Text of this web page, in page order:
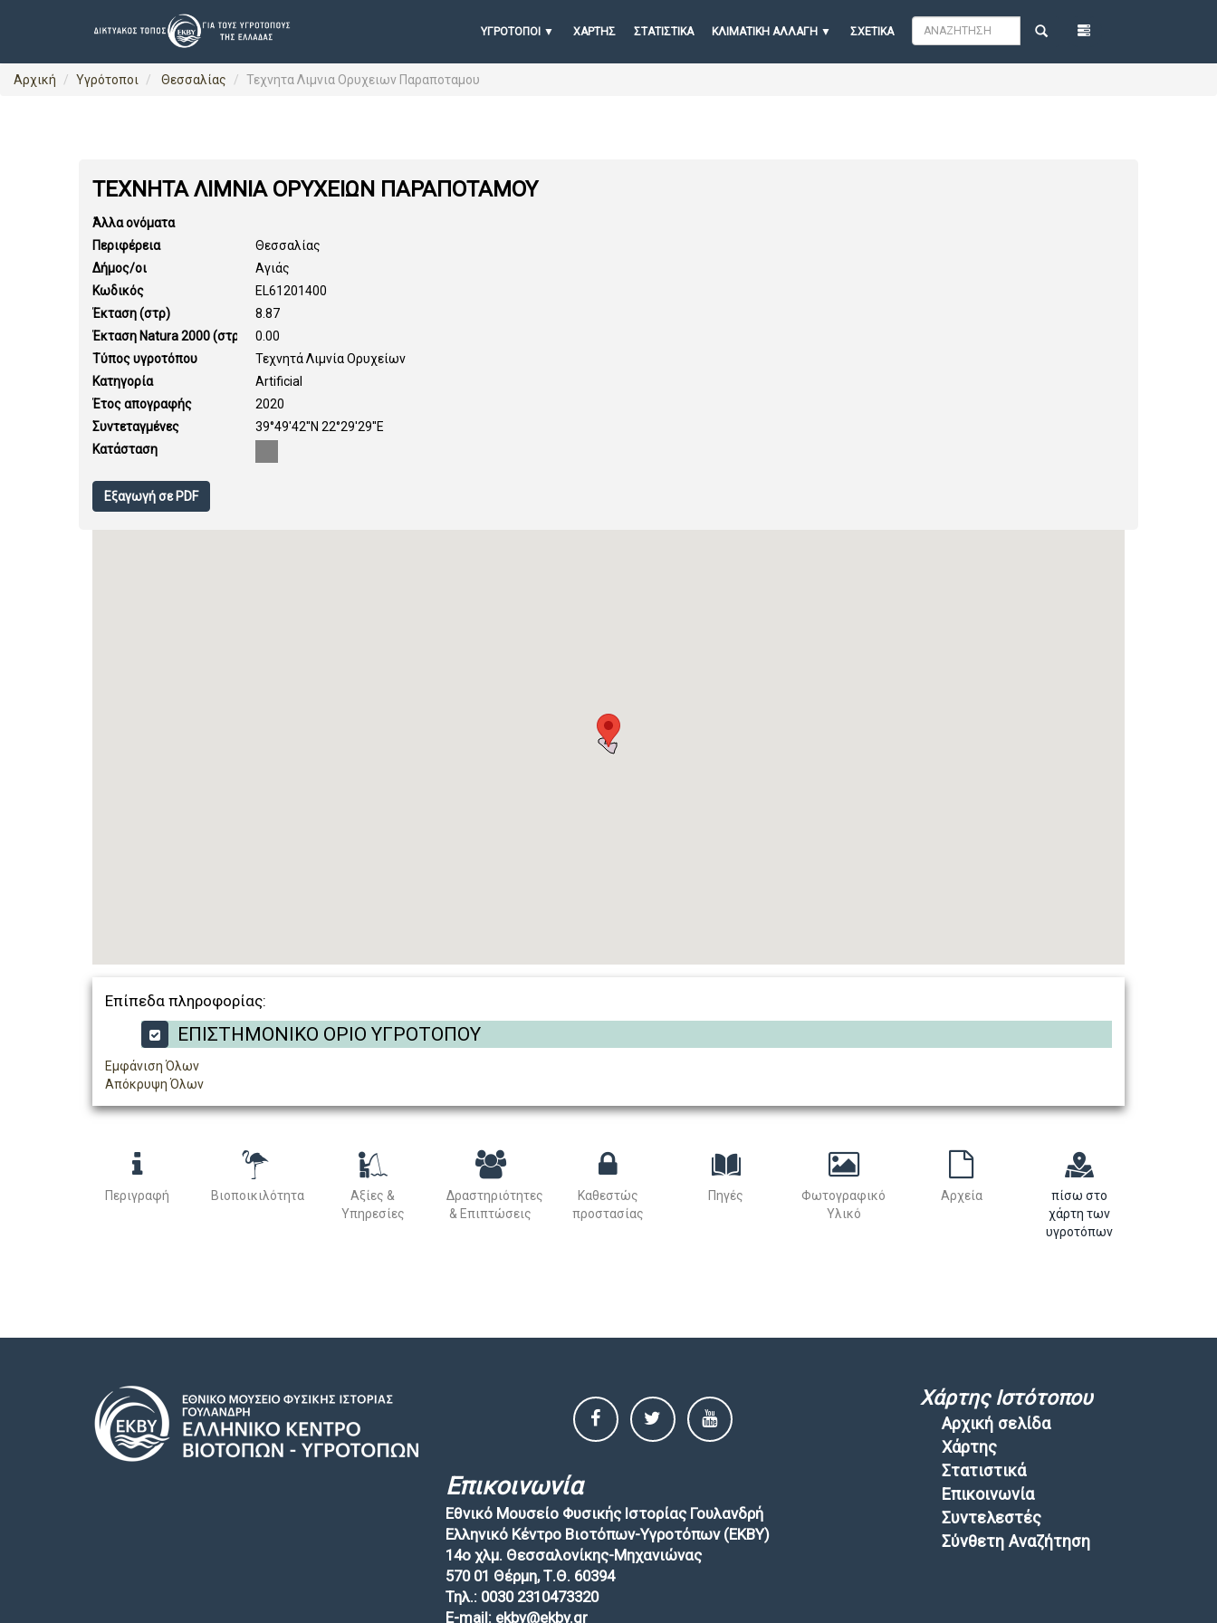
ΥΓΡΟΤΟΠΟΙ ΧΆΡΤΗΣ ΣΤΑΤΙΣΤΙΚΆ ΚΛΙΜΑΤΙΚΗ ΑΛΛΑΓΗ ΣΧΕΤΙΚΆ
Αρχική Υγρότοποι Θεσσαλίας Τεχνητα Λιμνια Ορυχειων Παραποταμου
ΤΕΧΝΗΤΑ ΛΙΜΝΙΑ ΟΡΥΧΕΙΩΝ ΠΑΡΑΠΟΤΑΜΟΥ
Άλλα ονόματα
Περιφέρεια
Θεσσαλίας
Δήμος/οι
Αγιάς
Κωδικός
EL61201400
Έκταση (στρ)
8.87
Έκταση Natura 2000 (στρ)
0.00
Τύπος υγροτόπου
Τεχνητά Λιμνία Ορυχείων
Κατηγορία
Artificial
Έτος απογραφής
2020
Συντεταγμένες
39°49'42''N 22°29'29''E
Κατάσταση
Εξαγωγή σε PDF
Επίπεδα πληροφορίας:
ΕΠΙΣΤΗΜΟΝΙΚΟ ΟΡΙΟ ΥΓΡΟΤΟΠΟΥ
Εμφάνιση Όλων
Απόκρυψη Όλων
Περιγραφή Βιοποικιλότητα
Αξίες &
Υπηρεσίες
Δραστηριότητες
& Επιπτώσεις
Καθεστώς
προστασίας
Πηγές
Φωτογραφικό
Υλικό
Αρχεία
πίσω στο
χάρτη των
υγροτόπων
Επικοινωνία
Εθνικό Μουσείο Φυσικής Ιστορίας Γουλανδρή
Ελληνικό Κέντρο Βιοτόπων-Υγροτόπων (EKBY)
14ο χλμ. Θεσσαλονίκης-Μηχανιώνας
570 01 Θέρμη, Τ.Θ. 60394
Τηλ.: 0030 2310473320
E-mail: ekby@ekby.gr
Χάρτης Ιστότοπου
Αρχική σελίδα
Χάρτης
Στατιστικά
Επικοινωνία
Συντελεστές
Σύνθετη Αναζήτηση